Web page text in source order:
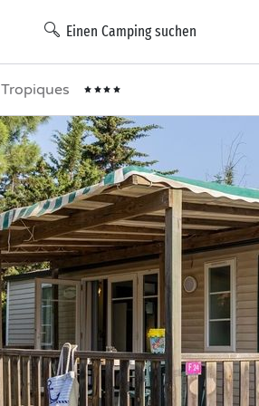
Einen Camping suchen